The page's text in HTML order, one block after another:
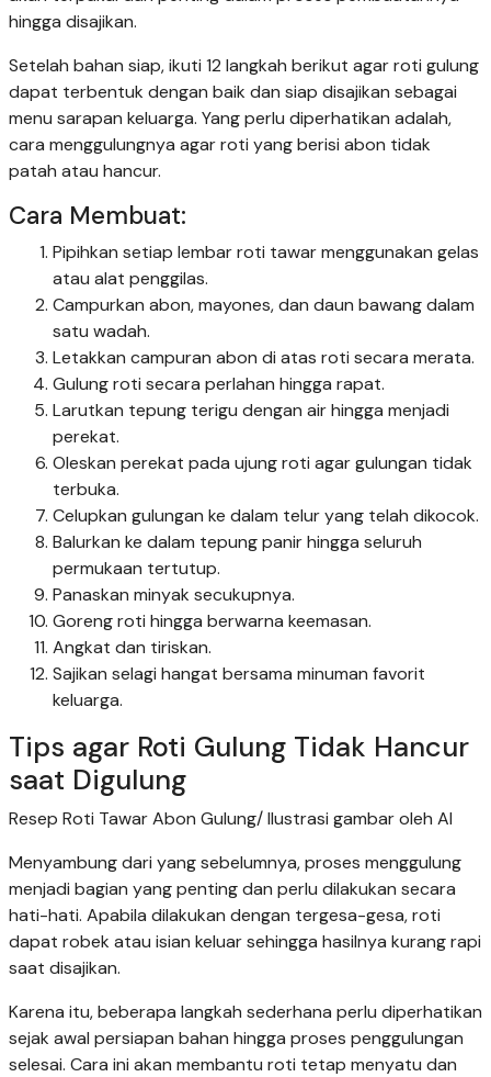
hingga disajikan.
Setelah bahan siap, ikuti 12 langkah berikut agar roti gulung
dapat terbentuk dengan baik dan siap disajikan sebagai
menu sarapan keluarga. Yang perlu diperhatikan adalah,
cara menggulungnya agar roti yang berisi abon tidak
patah atau hancur.
Cara Membuat:
Pipihkan setiap lembar roti tawar menggunakan gelas
atau alat penggilas.
Campurkan abon, mayones, dan daun bawang dalam
satu wadah.
Letakkan campuran abon di atas roti secara merata.
Gulung roti secara perlahan hingga rapat.
Larutkan tepung terigu dengan air hingga menjadi
perekat.
Oleskan perekat pada ujung roti agar gulungan tidak
terbuka.
Celupkan gulungan ke dalam telur yang telah dikocok.
Balurkan ke dalam tepung panir hingga seluruh
permukaan tertutup.
Panaskan minyak secukupnya.
Goreng roti hingga berwarna keemasan.
Angkat dan tiriskan.
Sajikan selagi hangat bersama minuman favorit
keluarga.
Tips agar Roti Gulung Tidak Hancur
saat Digulung
Resep Roti Tawar Abon Gulung/ Ilustrasi gambar oleh AI
Menyambung dari yang sebelumnya, proses menggulung
menjadi bagian yang penting dan perlu dilakukan secara
hati-hati. Apabila dilakukan dengan tergesa-gesa, roti
dapat robek atau isian keluar sehingga hasilnya kurang rapi
saat disajikan.
Karena itu, beberapa langkah sederhana perlu diperhatikan
sejak awal persiapan bahan hingga proses penggulungan
selesai. Cara ini akan membantu roti tetap menyatu dan